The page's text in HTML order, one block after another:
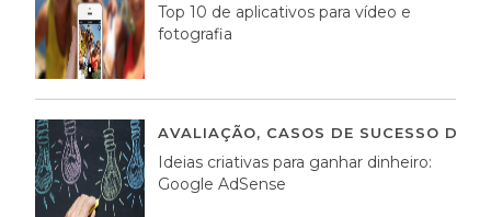
Top 10 de aplicativos para vídeo e
fotografia
AVALIAÇÃO, CASOS DE SUCESSO DE
Ideias criativas para ganhar dinheiro:
Google AdSense